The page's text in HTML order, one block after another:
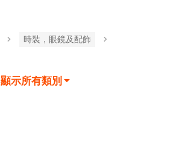
時裝，眼鏡及配飾
顯示所有類別